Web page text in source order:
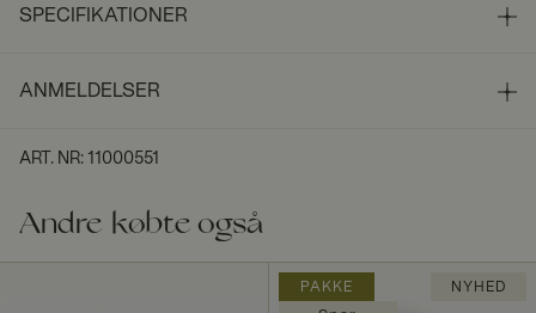
SPECIFIKATIONER
ANMELDELSER
ART. NR: 11000551
Andre købte også
PAKKE
NYHED